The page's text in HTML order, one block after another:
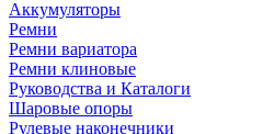
Аккумуляторы
Ремни
Ремни вариатора
Ремни клиновые
Руководства и Каталоги
Шаровые опоры
Рулевые наконечники